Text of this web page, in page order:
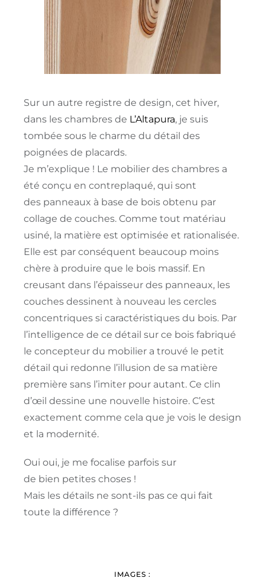
Sur un autre registre de design, cet hiver,
dans les chambres de L’Altapura, je suis
tombée sous le charme du détail des
poignées de placards.
Je m’explique ! Le mobilier des chambres a
été conçu en contreplaqué, qui sont
des panneaux à base de bois obtenu par
collage de couches. Comme tout matériau
usiné, la matière est optimisée et rationalisée.
Elle est par conséquent beaucoup moins
chère à produire que le bois massif. En
creusant dans l’épaisseur des panneaux, les
couches dessinent à nouveau les cercles
concentriques si caractéristiques du bois. Par
l’intelligence de ce détail sur ce bois fabriqué
le concepteur du mobilier a trouvé le petit
détail qui redonne l’illusion de sa matière
première sans l’imiter pour autant. Ce clin
d’œil dessine une nouvelle histoire. C’est
exactement comme cela que je vois le design
et la modernité.
Oui oui, je me focalise parfois sur
de bien petites choses !
Mais les détails ne sont-ils pas ce qui fait
toute la différence ?
IMAGES :